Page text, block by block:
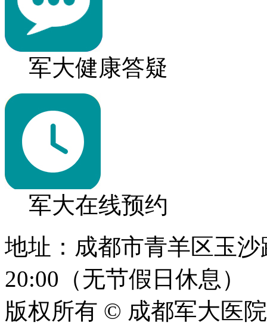
军大健康答疑
军大在线预约
地址：成都市青羊区玉
20:00（无节假日休息）
版权所有 © 成都军大医